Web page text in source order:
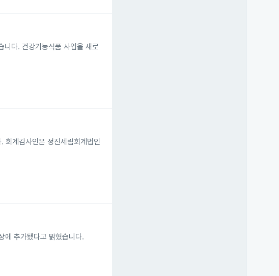
다. 건강기능식품 사업을 새로
계감사인은 정진세림회계법인
에 추가됐다고 밝혔습니다.